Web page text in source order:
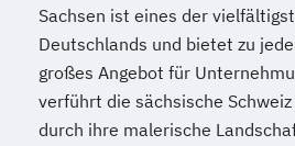
Sachsen ist eines der
Deutschlands und bietet zu
großes Angebot für
verführt die sächsische
durch ihre malerische